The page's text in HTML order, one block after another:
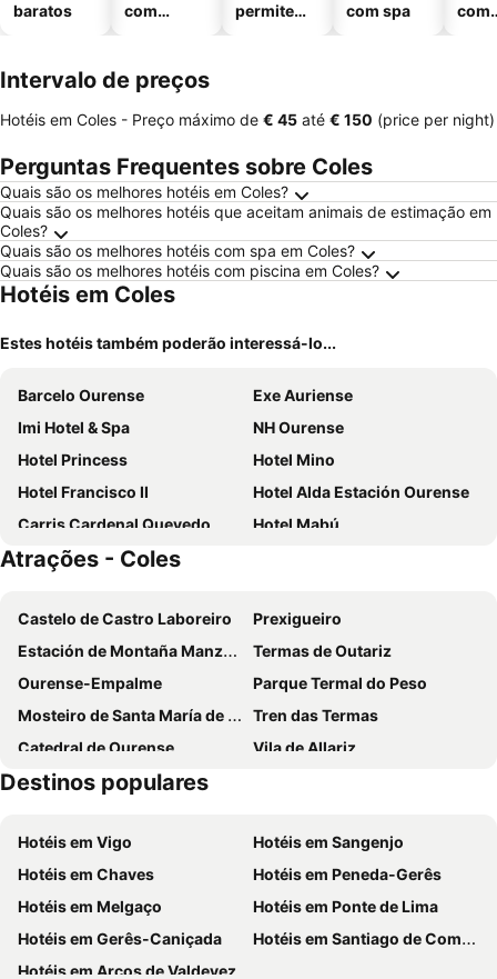
baratos
com
permitem
com spa
com
Intervalo de preços
Hotéis em Coles - Preço máximo de ‎€ 45 até ‎€ 150 (price per night)
Perguntas Frequentes sobre Coles
Quais são os melhores hotéis em Coles?
Quais são os melhores hotéis que aceitam animais de estimação em
Coles?
Quais são os melhores hotéis com spa em Coles?
Quais são os melhores hotéis com piscina em Coles?
Hotéis em Coles
Estes hotéis também poderão interessá-lo...
Barcelo Ourense
Exe Auriense
Imi Hotel & Spa
NH Ourense
Hotel Princess
Hotel Mino
Hotel Francisco II
Hotel Alda Estación Ourense
Carris Cardenal Quevedo
Hotel Mabú
Laias Caldaria Hotel Balneario
Hotel Altiana
Hotel Irixo
Parador de Santo Estevo
Pazo de Monterrei
Via Stellae
Hotel Novo Cándido
Puente Romano
Casa das Capelas
Hotel San Cibrao
Hotel A Forxa Cafetería Restaurante
Hotel Miravalle
Hotel San Rosendo
Pazo de Turbisquedo
CASA RECTORAL DE SAN EUSEBIO
Hotel Zarampallo
O Remanso Dos Patos
Casa Grande de Rosende
Hotel Rústico San Jaime
Pension - Residencia As Termas
Rectoral de Anllo
Atrações - Coles
Castelo de Castro Laboreiro
Prexigueiro
Estación de Montaña Manzaneda
Termas de Outariz
Ourense-Empalme
Parque Termal do Peso
Mosteiro de Santa María de Oseira
Tren das Termas
Catedral de Ourense
Vila de Allariz
Balneario de Cortegada
Centro de estágios de Melgaço
O Carballiño
Partovia
Mosteiro de Santo Estevo de Ribas de Miño
A Piteira
A Groba
Estación de Autobuses
Centro Comercial Ponte Vella
Ponte Romana o Ponte Vella
Destinos populares
Hotéis em Vigo
Hotéis em Sangenjo
Hotéis em Chaves
Hotéis em Peneda-Gerês
Hotéis em Melgaço
Hotéis em Ponte de Lima
Hotéis em Gerês-Caniçada
Hotéis em Santiago de Compostela
Hotéis em Arcos de Valdevez